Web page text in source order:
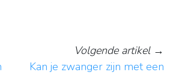
Volgende artikel→
Kan je zwanger zijn met een